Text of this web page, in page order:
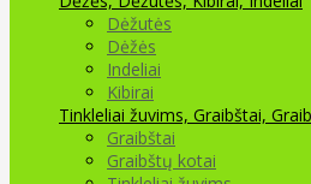
Dėžutės
Dėžės
Indeliai
Kibirai
Tinkleliai žuvims, Graibštai,
Graibštai
Graibštų kotai